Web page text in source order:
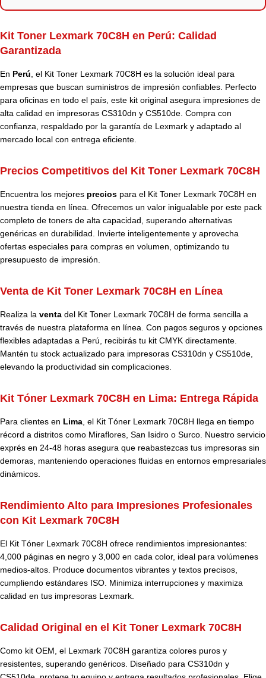
Kit Toner Lexmark 70C8H en Perú: Calidad
Garantizada
En Perú , el Kit Toner Lexmark 70C8H es la solución ideal para
empresas que buscan suministros de impresión confiables. Perfecto
para oficinas en todo el país, este kit original asegura impresiones de
alta calidad en impresoras CS310dn y CS510de. Compra con
confianza, respaldado por la garantía de Lexmark y adaptado al
mercado local con entrega eficiente.
Precios Competitivos del Kit Toner Lexmark 70C8H
Encuentra los mejores precios para el Kit Toner Lexmark 70C8H en
nuestra tienda en línea. Ofrecemos un valor inigualable por este pack
completo de toners de alta capacidad, superando alternativas
genéricas en durabilidad. Invierte inteligentemente y aprovecha
ofertas especiales para compras en volumen, optimizando tu
presupuesto de impresión.
Venta de Kit Toner Lexmark 70C8H en Línea
Realiza la venta del Kit Toner Lexmark 70C8H de forma sencilla a
través de nuestra plataforma en línea. Con pagos seguros y opciones
flexibles adaptadas a Perú, recibirás tu kit CMYK directamente.
Mantén tu stock actualizado para impresoras CS310dn y CS510de,
elevando la productividad sin complicaciones.
Kit Tóner Lexmark 70C8H en Lima: Entrega Rápida
Para clientes en Lima , el Kit Tóner Lexmark 70C8H llega en tiempo
récord a distritos como Miraflores, San Isidro o Surco. Nuestro servicio
exprés en 24-48 horas asegura que reabastezcas tus impresoras sin
demoras, manteniendo operaciones fluidas en entornos empresariales
dinámicos.
Rendimiento Alto para Impresiones Profesionales
con Kit Lexmark 70C8H
El Kit Tóner Lexmark 70C8H ofrece rendimientos impresionantes:
4,000 páginas en negro y 3,000 en cada color, ideal para volúmenes
medios-altos. Produce documentos vibrantes y textos precisos,
cumpliendo estándares ISO. Minimiza interrupciones y maximiza
calidad en tus impresoras Lexmark.
Calidad Original en el Kit Toner Lexmark 70C8H
Como kit OEM, el Lexmark 70C8H garantiza colores puros y
resistentes, superando genéricos. Diseñado para CS310dn y